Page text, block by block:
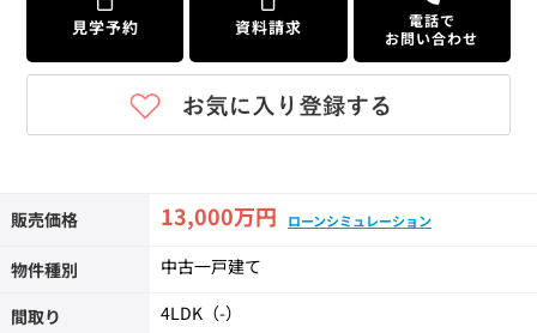
見学予約 資料請求
電話で
お問い合わせ
販売価格 13,000万円 ローンシミュレーション
物件種別 中古一戸建て
間取り 4LDK（-）